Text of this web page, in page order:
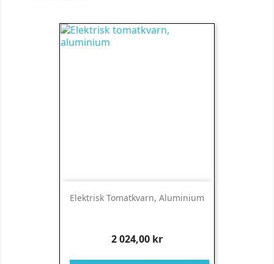
Elektrisk Tomatkvarn, Aluminium
Pris
2 024,00 kr